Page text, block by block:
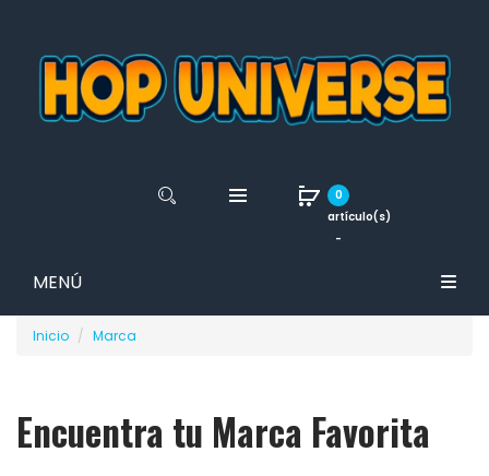
MENÚ
0
artículo(s)
-
Inicio Marca
Encuentra tu Marca Favorita